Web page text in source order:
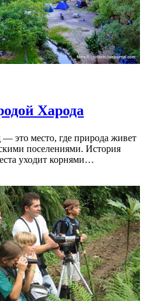
Харода
это место, где природа живет
поселениями. История
уходит корнями…